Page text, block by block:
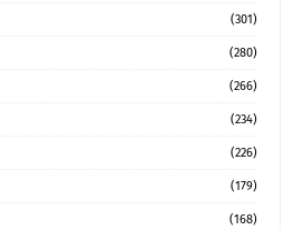
(301)
(280)
(266)
(234)
(226)
(179)
(168)